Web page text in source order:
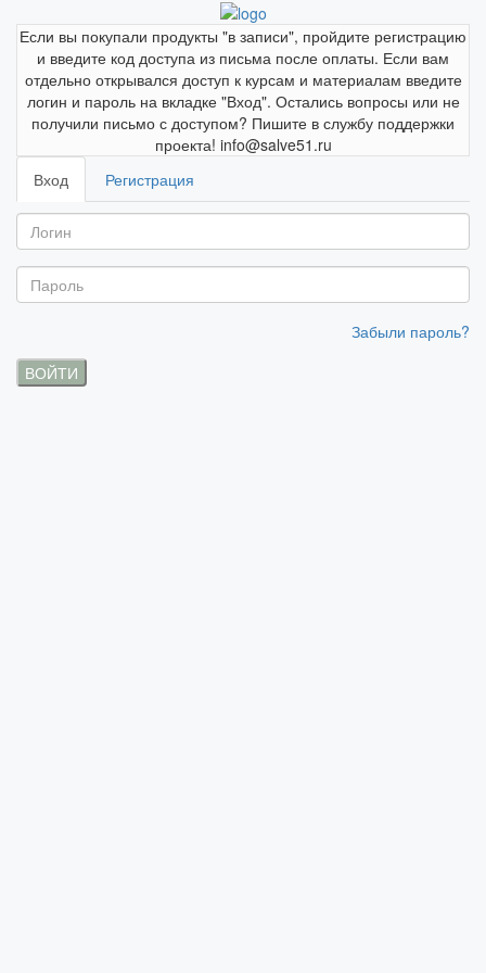
Если вы покупали продукты "в записи", пройдите регистрацию
и введите код доступа из письма после оплаты. Если вам
отдельно открывался доступ к курсам и материалам введите
логин и пароль на вкладке "Вход". Остались вопросы или не
получили письмо с доступом? Пишите в службу поддержки
проекта! info@salve51.ru
Вход
Регистрация
Забыли пароль?
ВОЙТИ